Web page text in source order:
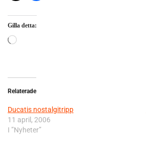
Gilla detta:
Relaterade
Ducatis nostalgitripp
11 april, 2006
I ”Nyheter”